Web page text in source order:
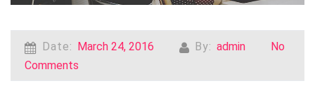
Date: March 24, 2016 By: admin
No
Comments